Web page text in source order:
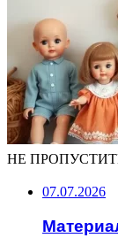
НЕ
07.07.2026